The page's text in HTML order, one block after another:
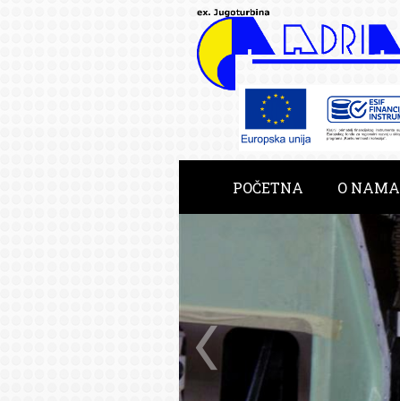
POČETNA O NAMA
RAZVOJNE USLUGE